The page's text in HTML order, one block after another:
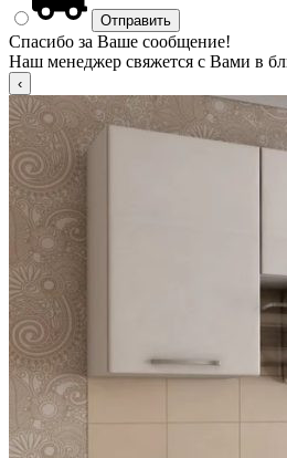
Спасибо за Ваше сообщение!
Наш менеджер свяжется с Вами в